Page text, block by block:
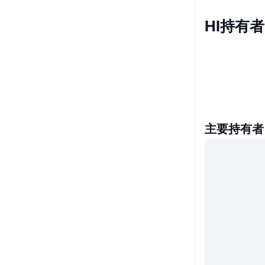
HI持有者
主要持有者